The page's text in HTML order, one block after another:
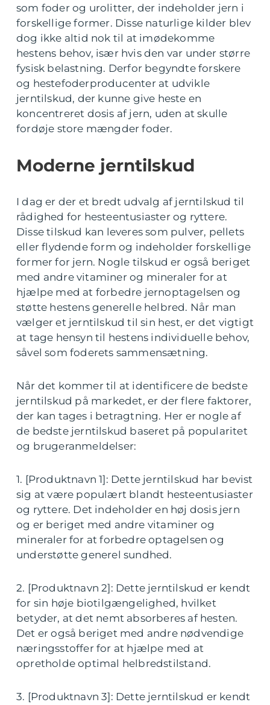
som foder og urolitter, der indeholder jern i
forskellige former. Disse naturlige kilder blev
dog ikke altid nok til at imødekomme
hestens behov, især hvis den var under større
fysisk belastning. Derfor begyndte forskere
og hestefoderproducenter at udvikle
jerntilskud, der kunne give heste en
koncentreret dosis af jern, uden at skulle
fordøje store mængder foder.
Moderne jerntilskud
I dag er der et bredt udvalg af jerntilskud til
rådighed for hesteentusiaster og ryttere.
Disse tilskud kan leveres som pulver, pellets
eller flydende form og indeholder forskellige
former for jern. Nogle tilskud er også beriget
med andre vitaminer og mineraler for at
hjælpe med at forbedre jernoptagelsen og
støtte hestens generelle helbred. Når man
vælger et jerntilskud til sin hest, er det vigtigt
at tage hensyn til hestens individuelle behov,
såvel som foderets sammensætning.
Når det kommer til at identificere de bedste
jerntilskud på markedet, er der flere faktorer,
der kan tages i betragtning. Her er nogle af
de bedste jerntilskud baseret på popularitet
og brugeranmeldelser:
1. [Produktnavn 1]: Dette jerntilskud har bevist
sig at være populært blandt hesteentusiaster
og ryttere. Det indeholder en høj dosis jern
og er beriget med andre vitaminer og
mineraler for at forbedre optagelsen og
understøtte generel sundhed.
2. [Produktnavn 2]: Dette jerntilskud er kendt
for sin høje biotilgængelighed, hvilket
betyder, at det nemt absorberes af hesten.
Det er også beriget med andre nødvendige
næringsstoffer for at hjælpe med at
opretholde optimal helbredstilstand.
3. [Produktnavn 3]: Dette jerntilskud er kendt